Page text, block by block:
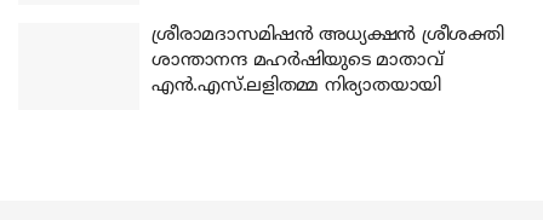
ശ്രീരാമദാസമിഷന്‍ അധ്യക്ഷന്‍ ശ്രീശക്തി
ശാന്താനന്ദ മഹര്‍ഷിയുടെ മാതാവ്
എന്‍.എസ്.ലളിതമ്മ നിര്യാതയായി